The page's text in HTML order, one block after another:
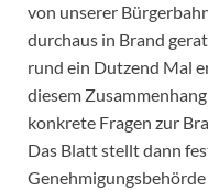
von unserer
durchaus in Brand
rund ein Dutzend Mal
diesem
konkrete Fragen zur
Das Blatt stellt dann